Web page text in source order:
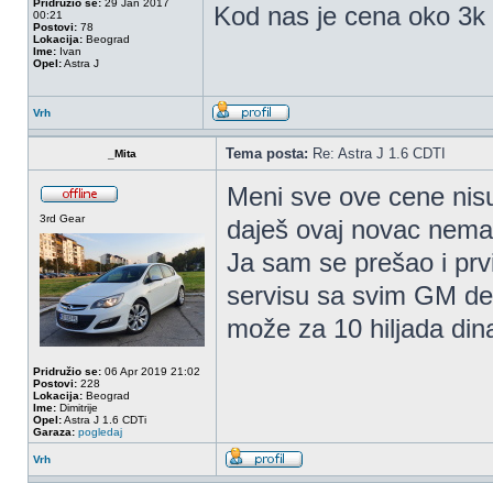
Pridružio se: 29 Jan 2017
00:21
Postovi: 78
Lokacija: Beograd
Ime: Ivan
Opel:Astra J
Kod nas je cena oko
Vrh
_Mita Tema posta: Re: Astra J 1.6 CDTI
3rd Gear
Pridružio se: 06 Apr 2019 21:02
Postovi: 228
Lokacija: Beograd
Ime: Dimitrije
Opel:Astra J 1.6 CDTi
Garaza: pogledaj
Meni sve ove cene
daješ ovaj novac
Ja sam se prešao i
servisu sa svim GM
može za 10 hiljada
Vrh